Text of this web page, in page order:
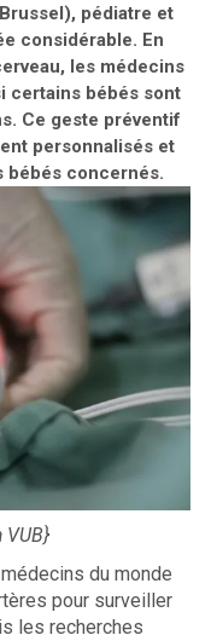
pédiatre et
considérable. En
les médecins
certains bébés sont
Ce geste préventif
personnalisés et
bébés concernés.
VUB}
du monde
pour surveiller
les recherches